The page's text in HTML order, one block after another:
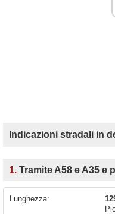
Indicazioni stradali in
1. Tramite A58 e A35 e
Lunghezza: